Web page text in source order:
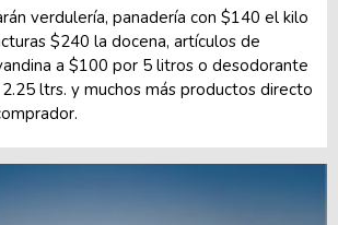
verdulería, panadería con $140 el kilo
$240 la docena, artículos de
a $100 por 5 litros o desodorante
ltrs. y muchos más productos directo